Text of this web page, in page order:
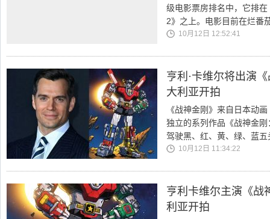
级电影票房排名中，它排
2》之上。电影目前在烂番
10月12日 12:52:41
亨利·卡维尔将出演
大利亚开拍
《战神金刚》来自日本动
独立的系列作品《战神金
驾驶黑、红、黄、绿、蓝
10月12日 11:34:22
亨利卡维尔主演《战
利亚开拍